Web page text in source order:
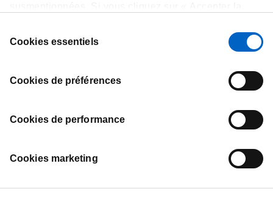
sélectionnés. Vous pouvez à tout moment consulter,
modifier ou retirer votre consentement en cliquant sur
duCookies essentiels
Cookies de préférences
Cookies de performance
Cookies marketing
Déclaration de Confidentialité
Préférences en matière de cookies